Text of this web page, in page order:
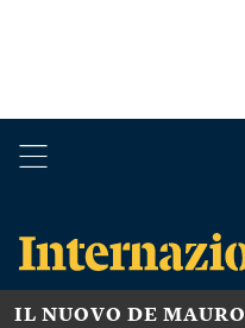
IL NUOVO DE MAURO